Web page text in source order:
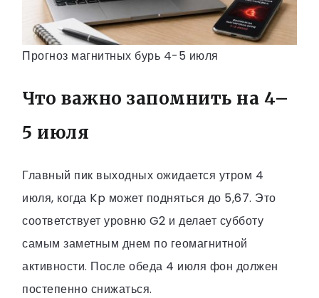
Прогноз магнитных бурь 4-5 июля
Что важно запомнить на 4–
5 июля
Главный пик выходных ожидается утром 4
июля, когда Kp может подняться до 5,67. Это
соответствует уровню G2 и делает субботу
самым заметным днем по геомагнитной
активности. После обеда 4 июля фон должен
постепенно снижаться.